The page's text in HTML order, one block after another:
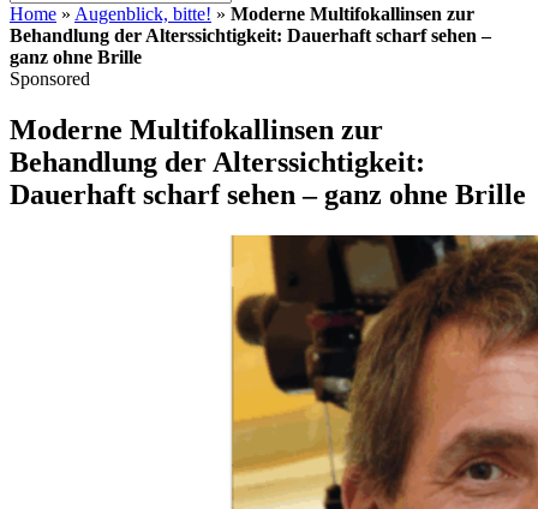
Home » Augenblick, bitte! » Moderne Multifokallinsen zur
Behandlung der Alterssichtigkeit: Dauerhaft scharf sehen –
ganz ohne Brille
Sponsored
Moderne Multifokallinsen zur
Behandlung der Alterssichtigkeit:
Dauerhaft scharf sehen – ganz ohne Brille